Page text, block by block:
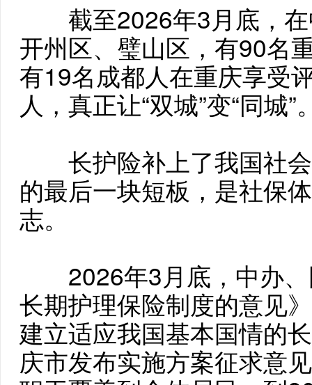
截至2026年3月底，在
开州区、璧山区，有90名
有19名成都人在重庆享受
人，真正让“双城”变“同城”
长护险补上了我国社会
的最后一块短板，是社保
志。
2026年3月底，中办、
长期护理保险制度的意见
建立适应我国基本国情的
庆市发布实施方案征求意